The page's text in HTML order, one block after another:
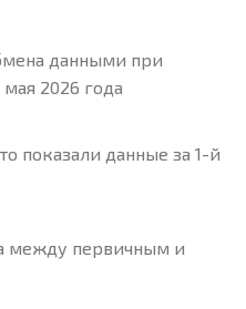
данными при
2026 года
показали данные за 1-й
между первичным и